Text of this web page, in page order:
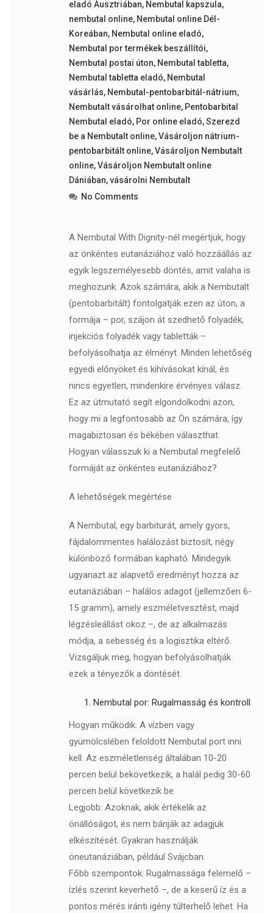
eladó Ausztriában, Nembutal kapszula,
nembutal online, Nembutal online Dél-
Koreában, Nembutal online eladó,
Nembutal por termékek beszállítói,
Nembutal postai úton, Nembutal tabletta,
Nembutal tabletta eladó, Nembutal
vásárlás, Nembutal-pentobarbitál-nátrium,
Nembutalt vásárolhat online, Pentobarbital
Nembutal eladó, Por online eladó,Szerezd
be a Nembutalt online,Vásároljon nátrium-
pentobarbitált online,Vásároljon Nembutalt
online,Vásároljon Nembutalt online
Dániában,vásárolni Nembutalt
No Comments
A Nembutal With Dignity-nél megértjük, hogy
az önkéntes eutanáziához való hozzáállás az
egyik legszemélyesebb döntés, amit valaha is
meghozunk. Azok számára, akik a Nembutalt
(pentobarbitált) fontolgatják ezen az úton, a
formája – por, szájon át szedhető folyadék,
injekciós folyadék vagy tabletták –
befolyásolhatja az élményt. Minden lehetőség
egyedi előnyöket és kihívásokat kínál, és
nincs egyetlen, mindenkire érvényes válasz.
Ez az útmutató segít elgondolkodni azon,
hogy mi a legfontosabb az Ön számára, így
magabiztosan és békében választhat.
Hogyan válasszuk ki a Nembutal megfelelő
formáját az önkéntes eutanáziához?
A lehetőségek megértése
A Nembutal, egy barbiturát, amely gyors,
fájdalommentes halálozást biztosít, négy
különböző formában kapható. Mindegyik
ugyanazt az alapvető eredményt hozza az
eutanáziában – halálos adagot (jellemzően 6-
15 gramm), amely eszméletvesztést, majd
légzésleállást okoz –, de az alkalmazás
módja, a sebesség és a logisztika eltérő.
Vizsgáljuk meg, hogyan befolyásolhatják
ezek a tényezők a döntését.
Nembutal por: Rugalmasság és kontroll
Hogyan működik: A vízben vagy
gyümölcslében feloldott Nembutal port inni
kell. Az eszméletlenség általában 10-20
percen belül bekövetkezik, a halál pedig 30-60
percen belül következik be.
Legjobb: Azoknak, akik értékelik az
önállóságot, és nem bánják az adagjuk
elkészítését. Gyakran használják
öneutanáziában, például Svájcban.
Főbb szempontok: Rugalmassága felemelő –
ízlés szerint keverhető –, de a keserű íz és a
pontos mérés iránti igény túlterhelő lehet. Ha